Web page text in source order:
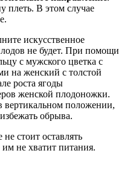
плеть. В этом случае
искусственное
не будет. При помощи
с мужского цветка с
на женский с толстой
роста ягоды
женской плодоножки.
вертикальном положении,
обрыва.
стоит оставлять
не хватит питания.